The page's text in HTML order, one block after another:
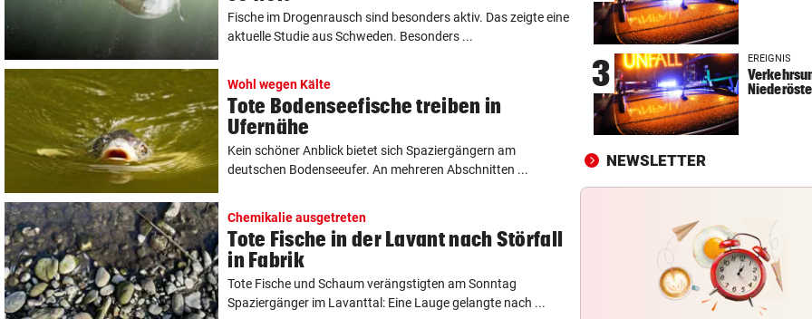
Fische im Drogenrausch sind besonders aktiv. Das zeigte eine
aktuelle Studie aus Schweden. Besonders ...
Wohl wegen Kälte
Tote Bodenseefische treiben in
Ufernähe
Kein schöner Anblick bietet sich Spaziergängern am
deutschen Bodenseeufer. An mehreren Abschnitten ...
Chemikalie ausgetreten
Tote Fische in der Lavant nach Störfall
in Fabrik
Tote Fische und Schaum verängstigten am Sonntag
Spaziergänger im Lavanttal: Eine Lauge gelangte nach ...
„Sehen uns am 15. August“:
vor neuem Ansturm
CRASH AUF KREUZUNG vor
Wien: Lkw rammt beim
Motorradfahrerin
BRISANTER BERICHT:
Auch beim Super-League-
3 EREIGNIS
NEWSLETTER